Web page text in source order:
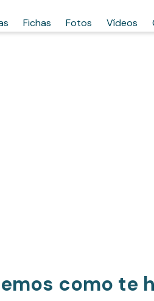
Fichas Fotos Vídeos
como te